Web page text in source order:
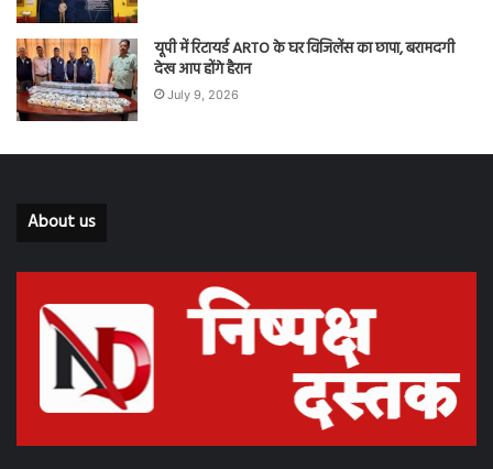
यूपी में रिटायर्ड ARTO के घर विजिलेंस का छापा, बरामदगी
देख आप होंगे हैरान
July 9, 2026
About us